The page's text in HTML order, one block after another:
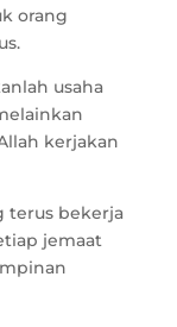
orang
usaha
kerjakan
terus bekerja
jemaat